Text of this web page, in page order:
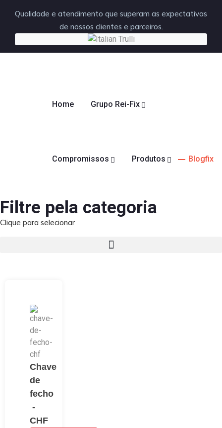
Qualidade e atendimento que superam as expectativas
de nossos clientes e parceiros.
Home Grupo Rei-Fix
Compromissos Produtos Blogfix
Filtre pela categoria
Clique para selecionar
Chave
de
fecho
-
CHF